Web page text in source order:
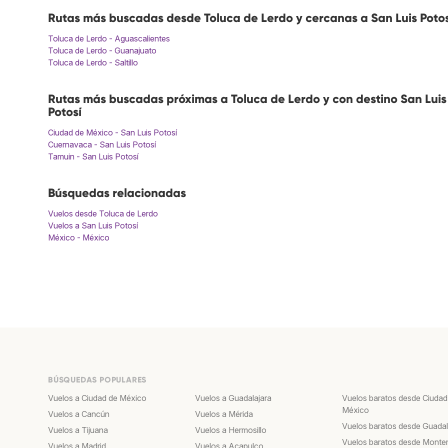
Rutas más buscadas desde Toluca de Lerdo y cercanas a San Luis
Toluca de Lerdo - Aguascalientes
Toluca de Lerdo - Guanajuato
Toluca de Lerdo - Saltillo
Rutas más buscadas próximas a Toluca de Lerdo y con destino San Luis
Potosí
Ciudad de México - San Luis Potosí
Cuernavaca - San Luis Potosí
Tamuin - San Luis Potosí
Búsquedas relacionadas
Vuelos desde Toluca de Lerdo
Vuelos a San Luis Potosí
México - México
BÚSQUEDAS POPULARES
Vuelos a Ciudad de México
Vuelos a Cancún
Vuelos a Tijuana
Vuelos a Guadalajara
Vuelos a Mérida
Vuelos a Hermosillo
Vuelos baratos desde
México
Vuelos baratos desde
Vuelos baratos desde